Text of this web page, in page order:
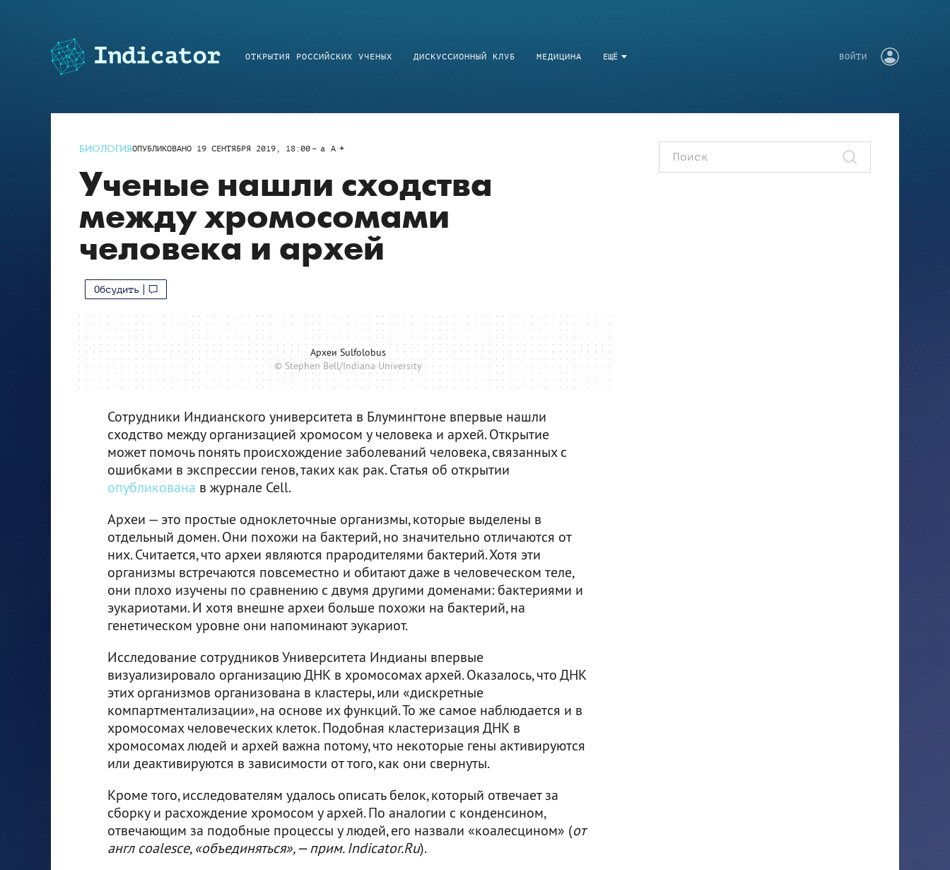
ЕЩЁ
ОТКРЫТИЯ РОССИЙСКИХ УЧЕНЫХ ДИСКУССИОННЫЙ КЛУБ МЕДИЦИНА ВОЙТИ
БИОЛОГИЯОПУБЛИКОВАНО 19 СЕНТЯБРЯ 2019, 18:00 a A
Ученые нашли сходства
между хромосомами
человека и архей
Обсудить
Археи Sulfolobus
© Stephen Bell/Indiana University
Сотрудники Индианского университета в Блумингтоне впервые нашли
сходство между организацией хромосом у человека и архей. Открытие
может помочь понять происхождение заболеваний человека, связанных с
ошибками в экспрессии генов, таких как рак. Статья об открытии
опубликована в журнале Cell.
Археи — это простые одноклеточные организмы, которые выделены в
отдельный домен. Они похожи на бактерий, но значительно отличаются от
них. Считается, что археи являются прародителями бактерий. Хотя эти
организмы встречаются повсеместно и обитают даже в человеческом теле,
они плохо изучены по сравнению с двумя другими доменами: бактериями и
эукариотами. И хотя внешне археи больше похожи на бактерий, на
генетическом уровне они напоминают эукариот.
Исследование сотрудников Университета Индианы впервые
визуализировало организацию ДНК в хромосомах архей. Оказалось, что ДНК
этих организмов организована в кластеры, или «дискретные
компартментализации», на основе их функций. То же самое наблюдается и в
хромосомах человеческих клеток. Подобная кластеризация ДНК в
хромосомах людей и архей важна потому, что некоторые гены активируются
или деактивируются в зависимости от того, как они свернуты.
Кроме того, исследователям удалось описать белок, который отвечает за
сборку и расхождение хромосом у архей. По аналогии с конденсином,
отвечающим за подобные процессы у людей, его назвали «коалесцином» (от
англ coalesce, «объединяться», — прим. Indicator.Ru).